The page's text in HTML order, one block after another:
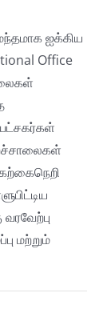
ஐக்கிய
Office
மற்றும்